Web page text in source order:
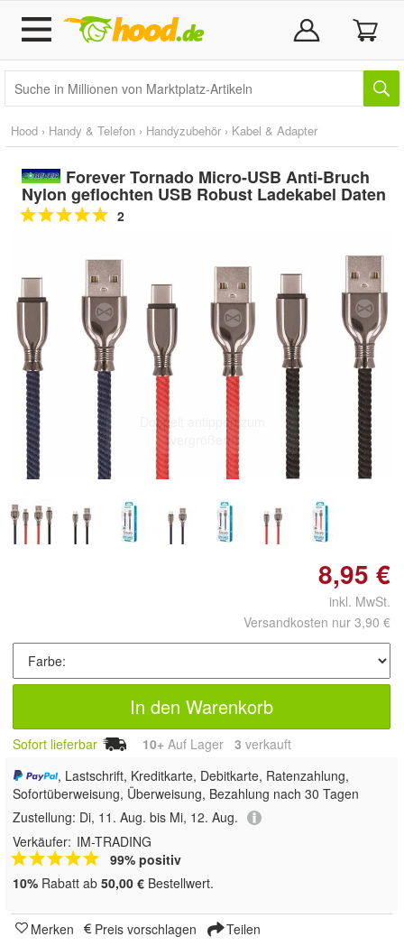
Hood › Handy & Telefon › Handyzubehör › Kabel & Adapter
Forever Tornado Micro-USB Anti-Bruch
Nylon geflochten USB Robust Ladekabel Daten
2
Doppelt antippen zum
vergrößern
8,95 €
inkl. MwSt.
Versandkosten nur 3,90 €
In den Warenkorb
Sofort lieferbar 10+ Auf Lager 3 verkauft
, Lastschrift, Kreditkarte, Debitkarte, Ratenzahlung,
Sofortüberweisung, Überweisung, Bezahlung nach 30 Tagen
Zustellung: Di, 11. Aug. bis Mi, 12. Aug.
Verkäufer: IM-TRADING
99% positiv
10% Rabatt ab 50,00 € Bestellwert.
Merken Preis vorschlagen Teilen